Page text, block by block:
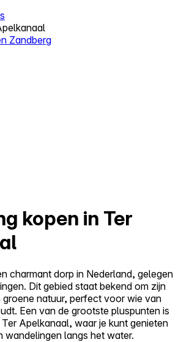
Zandberg
kopen in Ter
charmant dorp in Nederland, gelegen
Dit gebied staat bekend om zijn
groene natuur, perfect voor wie van
Een van de grootste pluspunten is
Apelkanaal, waar je kunt genieten
wandelingen langs het water.